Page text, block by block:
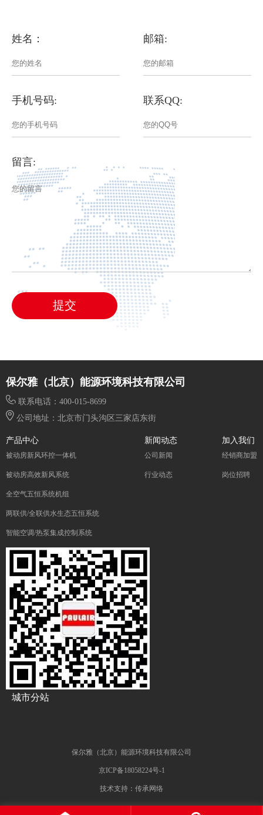
姓名： 邮箱:
手机号码: 联系QQ:
留言:
提交
保尔雅（北京）能源环境科技有限公司
联系电话：400-015-8699
公司地址：北京市门头沟区三家店东街
产品中心
被动房新风环控一体机
被动房高效新风系统
全空气五恒系统机组
两联供/全联供水生态五恒系统
智能空调/热泵集成控制系统
新闻动态
公司新闻
行业动态
加入我们
经销商加盟
岗位招聘
城市分站
保尔雅（北京）能源环境科技有限公司
京ICP备18058224号-1
技术支持：传承网络